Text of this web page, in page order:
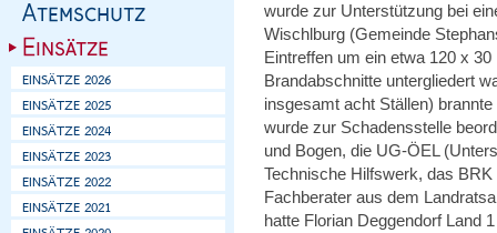
wurde zur Unterstützung bei
Wischlburg (Gemeinde
Eintreffen um ein etwa 120 x
Brandabschnitte untergliedert
insgesamt acht Ställen)
wurde zur Schadensstelle
und Bogen, die UG-ÖEL
Technische Hilfswerk, das
Fachberater aus dem
hatte Florian Deggendorf Land